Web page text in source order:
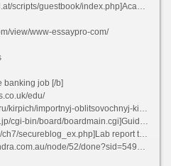
index.php]Academic editing service gb oyaab[/url]
view/www-essaypro-com/
banking job [/b]
edu/
kirpich/product/view/14/172/]With physics homework online vhalm 2021[/url]
for writing a professional resume - Esl dissertation ghostwriting site au yvrrs 2021[/url]
secureblog_ex.php]Lab report table[/url]
engineering thesis topics[/url]